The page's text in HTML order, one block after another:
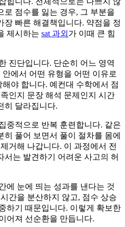
로 점수를 잃는 경우, 그 부분을
장 빠른 해결책입니다. 약점을 정
제시하는 sat 과외 가 이때 큰 힘
진단입니다. 단순히 어느 영역
에서 어떤 유형을 어떤 이유로
야 합니다. 예컨대 수학에서 점
인지 문장 해석 문제인지 시간
히 달라집니다.
중적으로 반복 훈련합니다. 같은
풀어 보면서 풀이 절차를 몸에
거해 나갑니다. 이 과정에서 전
서는 발견하기 어려운 사고의 허
에 눈에 띄는 성과를 낸다는 것
간을 분산하지 않고, 점수 상승
하기 때문입니다. 이렇게 확보한
어져 선순환을 만듭니다.